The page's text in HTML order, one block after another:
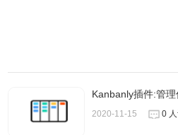
Kanbanly插件:管
2020-11-15 0